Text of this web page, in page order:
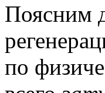
Поясним
по